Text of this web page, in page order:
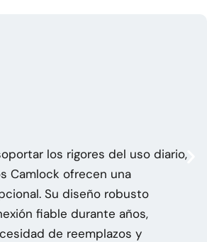
los rigores del uso diario,
Camlock ofrecen una
Su diseño robusto
fiable durante años,
de reemplazos y